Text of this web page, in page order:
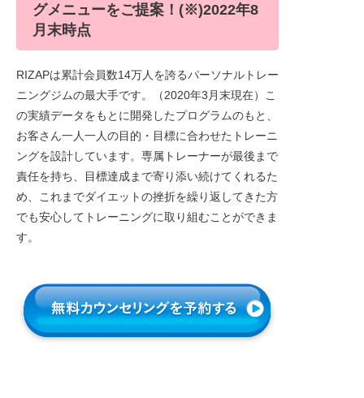
グメニューをご提案！(※)2022年8
月末時点
RIZAPは累計会員数14万人を誇るパーソナルトレー
ニングジムの最大手です。（2020年3月末現在）こ
の実績データをもとに開発したプログラムのもと、
お客さん一人一人の目的・目標に合わせたトレーニ
ングを設計しています。専属トレーナーが最後まで
責任を持ち、目標達成まで寄り添い続けてくれるた
め、これまでダイエットの挫折を繰り返してきた方
でも安心してトレーニングに取り組むことができま
す。